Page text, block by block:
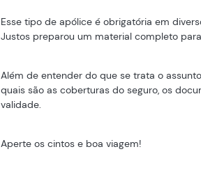
Esse tipo de apólice é obrigatória em
Justos preparou um material completo
Além de entender do que se trata o
quais são as coberturas do seguro, os
validade.
Aperte os cintos e boa viagem!